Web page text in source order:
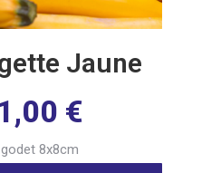
Jaune
€
godet 8x8cm